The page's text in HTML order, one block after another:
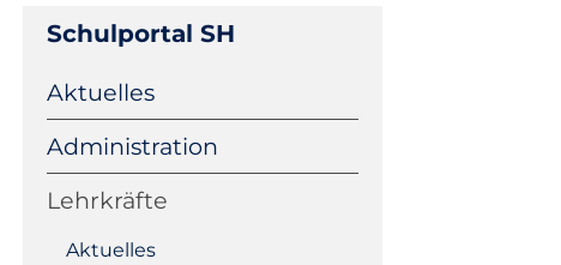
Schulportal SH
Navigation
überspringen
Aktuelles
Administration
Lehrkräfte
Aktuelles